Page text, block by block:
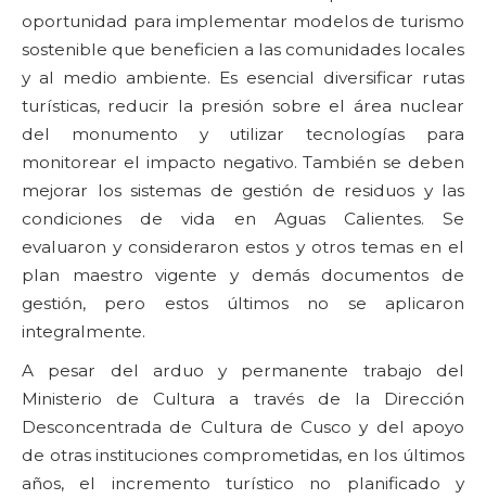
oportunidad para implementar modelos de turismo
sostenible que beneficien a las comunidades locales
y al medio ambiente. Es esencial diversificar rutas
turísticas, reducir la presión sobre el área nuclear
del monumento y utilizar tecnologías para
monitorear el impacto negativo. También se deben
mejorar los sistemas de gestión de residuos y las
condiciones de vida en Aguas Calientes. Se
evaluaron y consideraron estos y otros temas en el
plan maestro vigente y demás documentos de
gestión, pero estos últimos no se aplicaron
integralmente.
A pesar del arduo y permanente trabajo del
Ministerio de Cultura a través de la Dirección
Desconcentrada de Cultura de Cusco y del apoyo
de otras instituciones comprometidas, en los últimos
años, el incremento turístico no planificado y